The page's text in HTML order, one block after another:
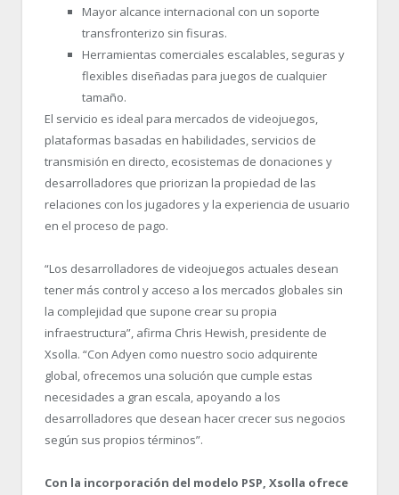
Mayor alcance internacional con un soporte
transfronterizo sin fisuras.
Herramientas comerciales escalables, seguras y
flexibles diseñadas para juegos de cualquier
tamaño.
El servicio es ideal para mercados de videojuegos,
plataformas basadas en habilidades, servicios de
transmisión en directo, ecosistemas de donaciones y
desarrolladores que priorizan la propiedad de las
relaciones con los jugadores y la experiencia de usuario
en el proceso de pago.
“Los desarrolladores de videojuegos actuales desean
tener más control y acceso a los mercados globales sin
la complejidad que supone crear su propia
infraestructura”, afirma Chris Hewish, presidente de
Xsolla. “Con Adyen como nuestro socio adquirente
global, ofrecemos una solución que cumple estas
necesidades a gran escala, apoyando a los
desarrolladores que desean hacer crecer sus negocios
según sus propios términos”.
Con la incorporación del modelo PSP, Xsolla ofrece